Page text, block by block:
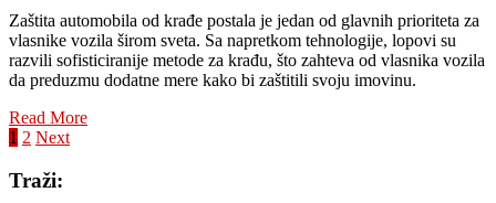
Zaštita automobila od krađe postala je jedan od glavnih prioriteta za
vlasnike vozila širom sveta. Sa napretkom tehnologije, lopovi su
razvili sofisticiranije metode za krađu, što zahteva od vlasnika vozila
da preduzmu dodatne mere kako bi zaštitili svoju imovinu.
Read More
Пагинација
чланака
1 2 Next
Traži: